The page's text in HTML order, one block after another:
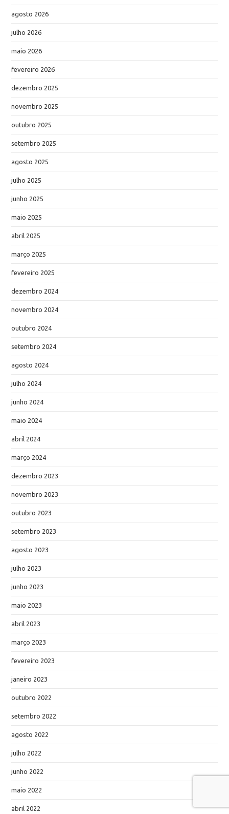
agosto 2026
julho 2026
maio 2026
fevereiro 2026
dezembro 2025
novembro 2025
outubro 2025
setembro 2025
agosto 2025
julho 2025
junho 2025
maio 2025
abril 2025
março 2025
fevereiro 2025
dezembro 2024
novembro 2024
outubro 2024
setembro 2024
agosto 2024
julho 2024
junho 2024
maio 2024
abril 2024
março 2024
dezembro 2023
novembro 2023
outubro 2023
setembro 2023
agosto 2023
julho 2023
junho 2023
maio 2023
abril 2023
março 2023
fevereiro 2023
janeiro 2023
outubro 2022
setembro 2022
agosto 2022
julho 2022
junho 2022
maio 2022
abril 2022